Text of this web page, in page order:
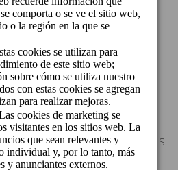
Catedral: 700 m
m
800 m
4,7 km
Galdós, 14 - 35002, Las
Gran Canaria